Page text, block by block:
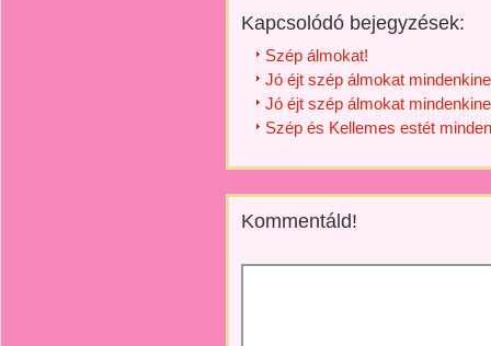
Kapcsolódó bejegyzések:
Szép álmokat!
Jó éjt szép álmokat
Jó éjt szép álmokat
Szép és Kellemes estét
Kommentáld!